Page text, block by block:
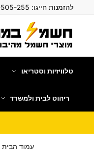
להזמנות חייגו:
טלוויזיות וסטריאו
ריהוט לבית ולמשרד
עמוד הבית